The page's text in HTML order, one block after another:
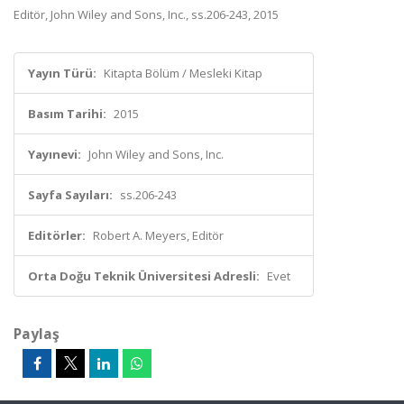
Editör, John Wiley and Sons, Inc., ss.206-243, 2015
Yayın Türü: Kitapta Bölüm / Mesleki Kitap
Basım Tarihi: 2015
Yayınevi: John Wiley and Sons, Inc.
Sayfa Sayıları: ss.206-243
Editörler: Robert A. Meyers, Editör
Orta Doğu Teknik Üniversitesi Adresli: Evet
Paylaş